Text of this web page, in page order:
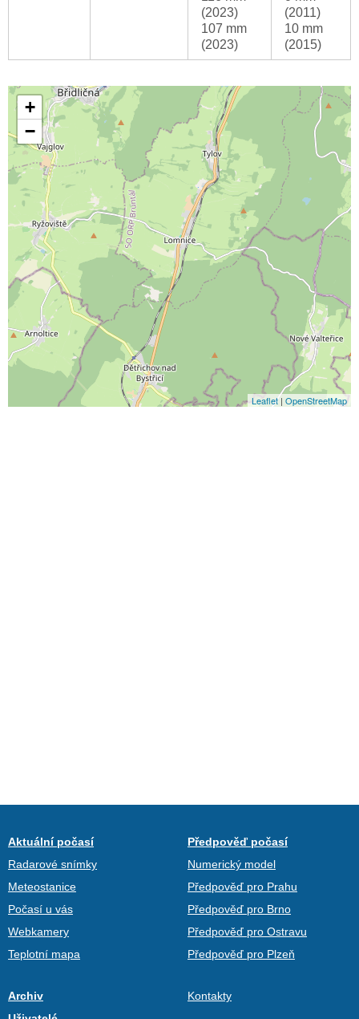
(2023)
107 mm
(2023)
(2011)
10 mm
(2015)
+
−
Leaflet| OpenStreetMap
Aktuální počasí
Radarové snímky
Meteostanice
Počasí u vás
Webkamery
Teplotní mapa
Předpověď počasí
Numerický model
Předpověď pro Prahu
Předpověď pro Brno
Předpověď pro Ostravu
Předpověď pro Plzeň
Archiv
Kontakty